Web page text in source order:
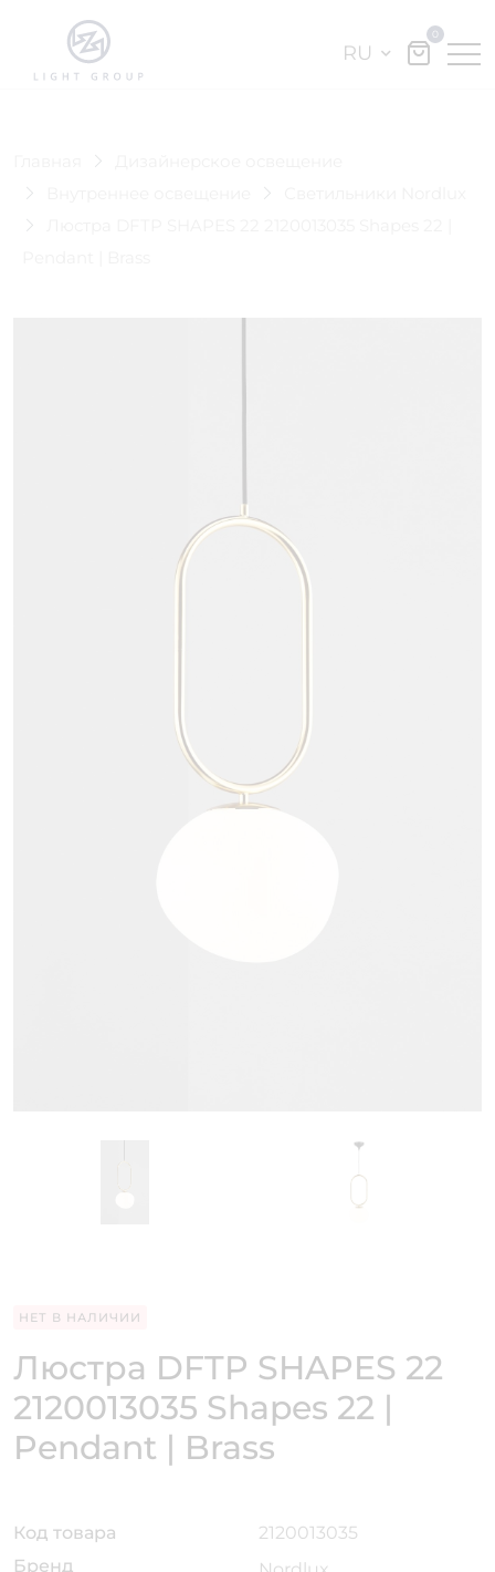
RU
0
НЕТ В НАЛИЧИИ
Люстра DFTP SHAPES 22
2120013035 Shapes 22 |
Pendant | Brass
Код товара
2120013035
Бренд